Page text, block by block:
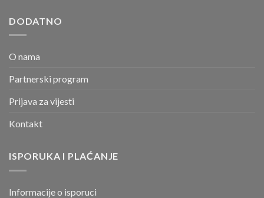
DODATNO
O nama
Partnerski program
Prijava za vijesti
Kontakt
ISPORUKA I PLAĆANJE
Informacije o isporuci